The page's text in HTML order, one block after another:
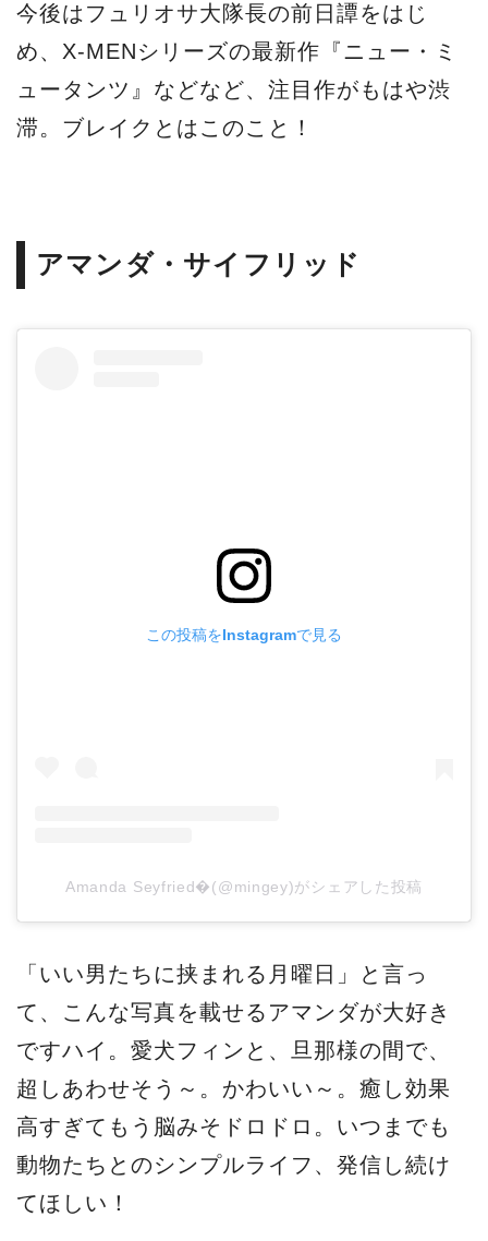
今後はフュリオサ大隊長の前日譚をはじ
め、X-MENシリーズの最新作『ニュー・ミ
ュータンツ』などなど、注目作がもはや渋
滞。ブレイクとはこのこと！
アマンダ・サイフリッド
この投稿をInstagramで見る
Amanda Seyfried�(@mingey)がシェアした投稿
「いい男たちに挟まれる月曜日」と言っ
て、こんな写真を載せるアマンダが大好き
ですハイ。愛犬フィンと、旦那様の間で、
超しあわせそう～。かわいい～。癒し効果
高すぎてもう脳みそドロドロ。いつまでも
動物たちとのシンプルライフ、発信し続け
てほしい！